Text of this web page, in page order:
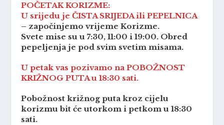
POČETAK KORIZME:
U srijedu je ČISTA SRIJEDA ili PEPELNICA
– započinjemo vrijeme Korizme.
Svete mise su u 7:30, 11:00 i 19:00. Obred
pepeljenja je pod svim svetim misama.
U petak vas pozivamo na POBOŽNOST
KRIŽNOG PUTA u 18:30 sati.
Pobožnost križnog puta kroz cijelu
korizmu bit će utorkom i petkom u 18:30
sati.